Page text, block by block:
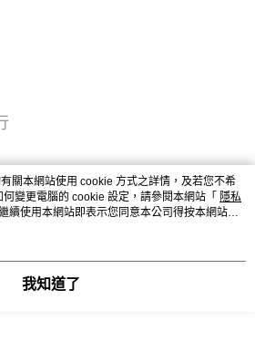
關本網站使用 cookie 方式之詳情，及若您不希
變更電腦的 cookie 設定，請參閱本網站「 隱私
續使用本網站即表示您同意本公司得按本網站使
。
我知道了